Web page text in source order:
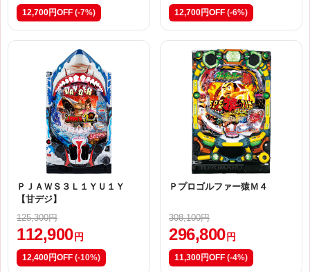
12,700円OFF (-7%) 12,700円OFF (-6%)
ＰＪＡＷＳ３Ｌ１ＹＵ１Ｙ
【甘デジ】
125,300円
112,900 円
12,400円OFF (-10%)
Ｐプロゴルファー猿Ｍ４
308,100円
296,800 円
11,300円OFF (-4%)